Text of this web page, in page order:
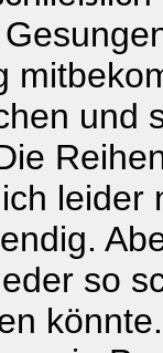
und
leider
so